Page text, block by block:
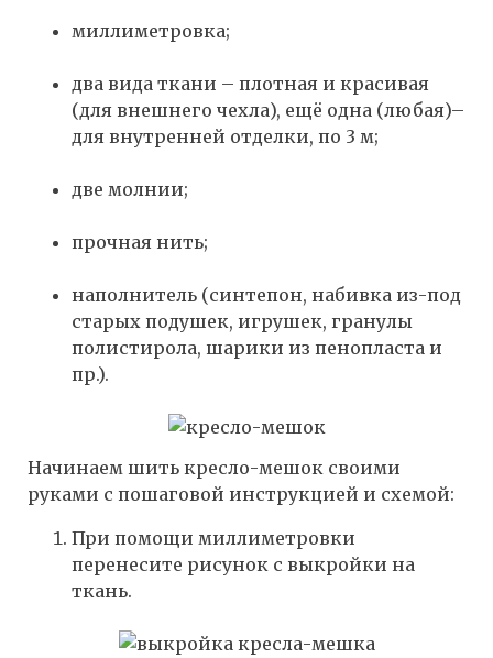
миллиметровка;
два вида ткани – плотная и красивая
(для внешнего чехла), ещё одна (любая)–
для внутренней отделки, по 3 м;
две молнии;
прочная нить;
наполнитель (синтепон, набивка из-под
старых подушек, игрушек, гранулы
полистирола, шарики из пенопласта и
пр.).
Начинаем шить кресло-мешок своими
руками с пошаговой инструкцией и схемой:
При помощи миллиметровки
перенесите рисунок с выкройки на
ткань.